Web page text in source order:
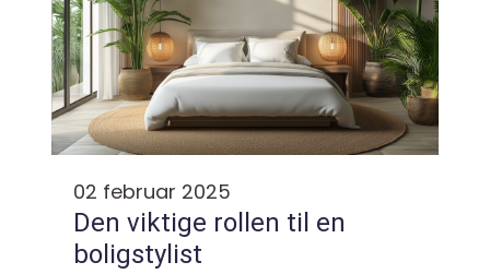
02 februar 2025
Den viktige rollen til en
boligstylist